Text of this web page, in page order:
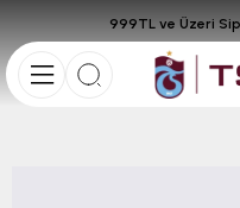
999TL ve Üzeri